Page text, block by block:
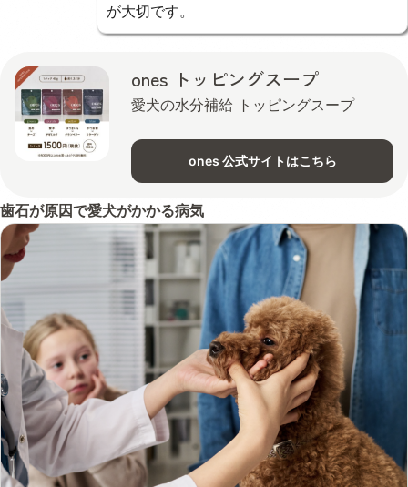
が大切です。
ones トッピングスープ
愛犬の水分補給 トッピングスープ
ones 公式サイトはこちら
歯石が原因で愛犬がかかる病気